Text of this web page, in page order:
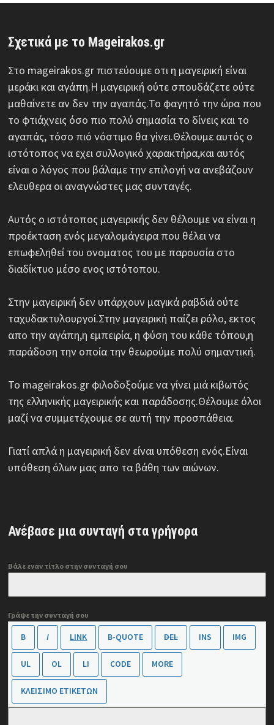
Σχετικά με το Mageirakos.gr
Στο mageirakos.gr πιστεύουμε οτι η μαγειρική είναι
μεράκι και αγάπη.Η μαγειρική ούτε σπουδάζετε ούτε
μαθαίνετε αν δεν την αγαπάς.Το φαγητό την ώρα που
το φτιάχνεις όσο πιο πολύ σημασία το δίνεις και το
αγαπάς, τόσο πιό νόστιμο θα γίνει.Θέλουμε αυτός ο
ιστότοπος να εχει συλλογικό χαρακτήρα,και αυτός
είναι ο λόγος που βάλαμε την επιλογή να ανεβάζουν
ελευθερα οι αναγνώστες μας συνταγές.
Αυτός ο ιστότοπος μαγειρικής δεν θέλουμε να είναι η
προέκταση ενός μεγαλομάγειρα που θέλει να
επωφεληθεί του ονοματος του με παρουσία στο
διαδίκτυο μέσο ενος ιστότοπου.
Στην μαγειρική δεν υπάρχουν μαγικά ραβδιά ούτε
ταχυδακτυλουργοί.Στην μαγειρική παίζει ρόλο, εκτος
απο την αγάπη,η εμπειρία, η φύση του κάθε τόπου,η
παράδοση την οποία την θεωρούμε πολύ σημαντική.
Το mageirakos.gr φιλοδοξούμε να γίνει μιά κιβωτός
της ελληνικής μαγειρικής και παράδοσης.Θέλουμε όλοι
μαζί να συμμετέχουμε σε αυτή την προσπάθεια.
Γιατί απλά η μαγειρική δεν είναι υπόθεση ενός.Είναι
υπόθεση όλων μας απο τα βάθη των αιώνων.
Ανέβασε μια συνταγή στα γρήγορα
Βάλε εναν τίτλο στην συνταγή σου
Γράψε την συνταγή σου